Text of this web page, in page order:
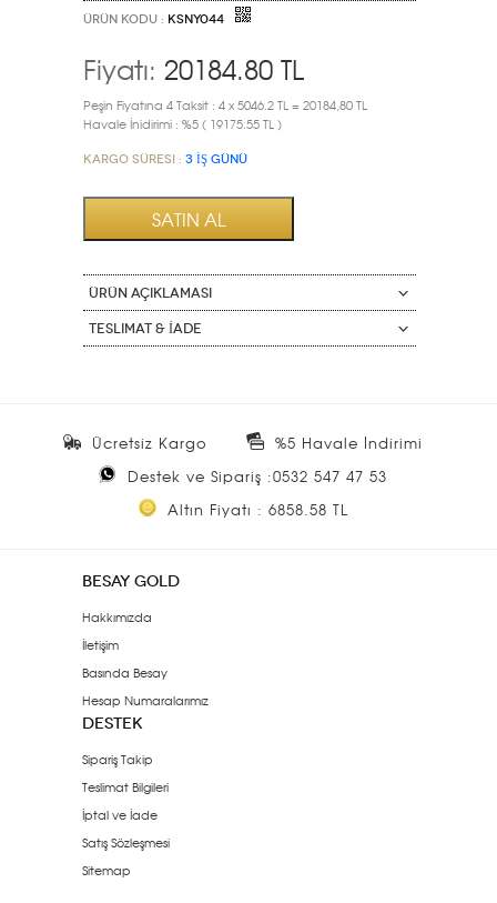
ÜRÜN KODU : KSNY044
Fiyatı: 20184.80 TL
Peşin Fiyatına 4 Taksit : 4 x 5046.2 TL = 20184,80 TL
Havale İnidirimi : %5 ( 19175.55 TL )
Kargo Süresi : 3 İŞ GÜNÜ
ÜRÜN AÇIKLAMASI
Teslimat & İade
Ücretsiz Kargo
%5 Havale İndirimi
Destek ve Sipariş :0532 547 47 53
Altın Fiyatı : 6858.58 TL
BESAY GOLD
Hakkımızda
İletişim
Basında Besay
Hesap Numaralarımız
DESTEK
Sipariş Takip
Teslimat Bilgileri
İptal ve İade
Satış Sözleşmesi
Sitemap